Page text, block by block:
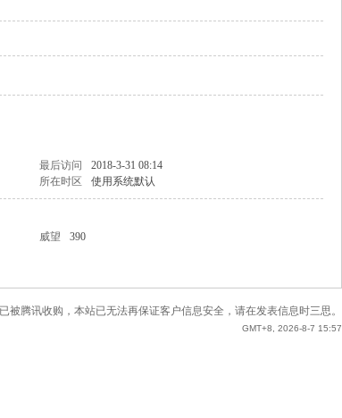
最后访问
2018-3-31 08:14
所在时区 使用系统默认
威望
390
被腾讯收购，本站已无法再保证客户信息安全，请在发表信息时三思。
GMT+8, 2026-8-7 15:57